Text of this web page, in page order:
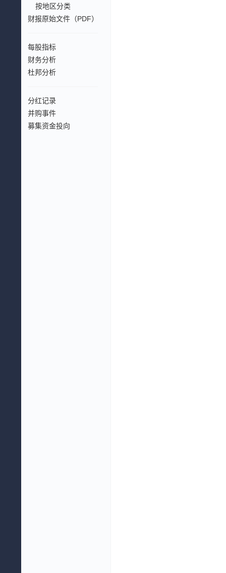
按地区分类
财报原始文件（PDF）
每股指标
财务分析
杜邦分析
分红记录
并购事件
募集资金投向